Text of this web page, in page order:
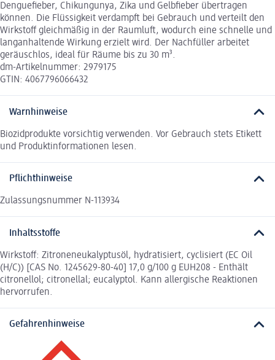
Denguefieber, Chikungunya, Zika und Gelbfieber übertragen
können. Die Flüssigkeit verdampft bei Gebrauch und verteilt den
Wirkstoff gleichmäßig in der Raumluft, wodurch eine schnelle und
langanhaltende Wirkung erzielt wird. Der Nachfüller arbeitet
geräuschlos, ideal für Räume bis zu 30 m³.
dm-Artikelnummer: 2979175
GTIN: 4067796066432
Warnhinweise
Biozidprodukte vorsichtig verwenden. Vor Gebrauch stets Etikett
und Produktinformationen lesen.
Pflichthinweise
Zulassungsnummer N-113934
Inhaltsstoffe
Wirkstoff: Zitroneneukalyptusöl, hydratisiert, cyclisiert (EC Oil
(H/C)) [CAS No. 1245629-80-40] 17,0 g/100 g EUH208 - Enthält
citronellol; citronellal; eucalyptol. Kann allergische Reaktionen
hervorrufen.
Gefahrenhinweise